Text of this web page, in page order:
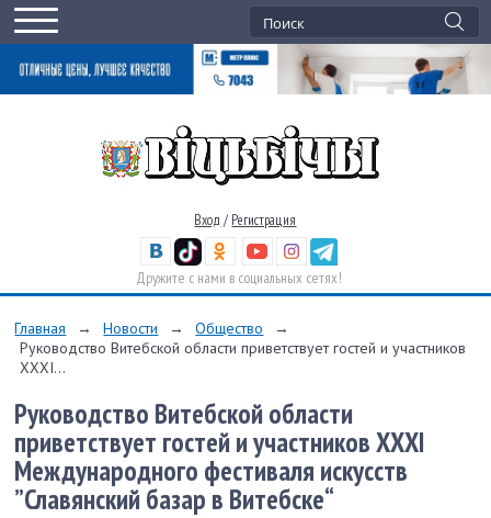
Вход / Регистрация
Дружите с нами в социальных сетях!
Главная → Новости → Общество
→
Руководство Витебской области приветствует гостей и участников
ХХХІ...
Руководство Витебской области
приветствует гостей и участников ХХХІ
Международного фестиваля искусств
”Славянский базар в Витебске“